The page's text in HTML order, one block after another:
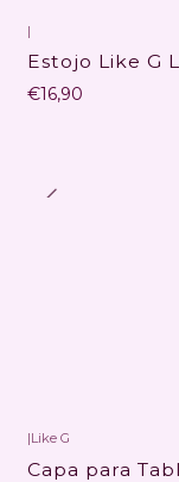
|
Estojo Like G
€16,90
|Like G
Capa para